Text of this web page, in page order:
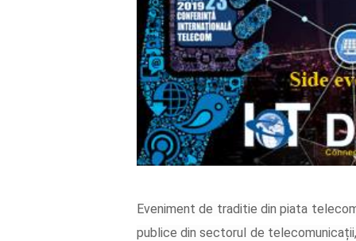
Eveniment de traditie din piata
publice din sectorul de